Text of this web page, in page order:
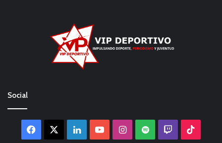
Social
Facebook LinkedInYouTubeInstagram
Spotify Twitch